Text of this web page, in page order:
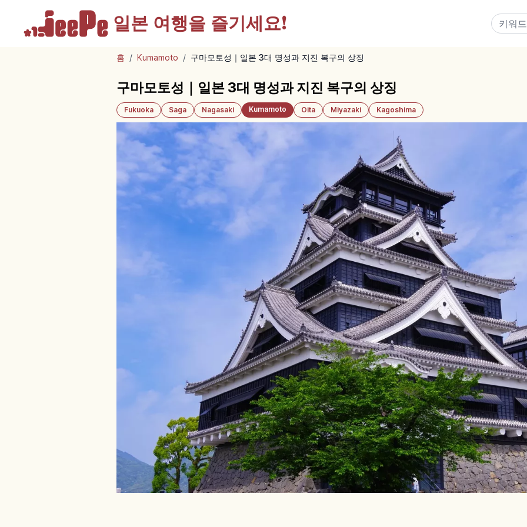
일본 여행을 즐기세요!
홈 / Kumamoto / 구마모토성｜일본 3대 명성과 지진 복구의 상징
구마모토성｜일본 3대 명성과 지진 복구의 상징
Fukuoka Saga Nagasaki Kumamoto Oita Miyazaki Kagoshima